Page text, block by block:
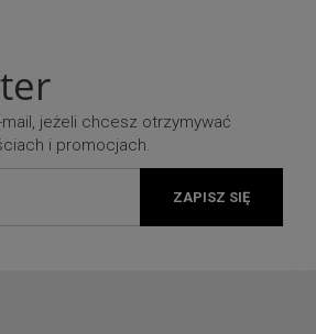
jeżeli chcesz otrzymywać
i promocjach.
ZAPISZ SIĘ